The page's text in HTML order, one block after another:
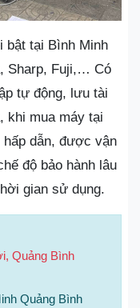
bật tại Bình Minh
Sharp, Fuji,… Có
tự động, lưu tài
khi mua máy tại
hấp dẫn, được vận
độ bảo hành lâu
gian sử dụng.
Quảng Bình
Quảng Bình